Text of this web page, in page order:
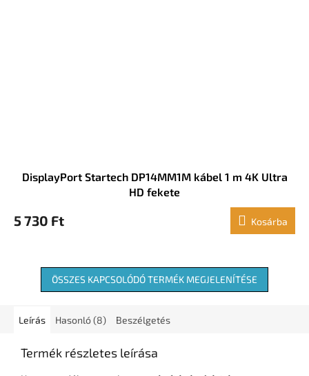
DisplayPort Startech DP14MM1M kábel 1 m 4K Ultra
HD fekete
5 730 Ft Kosárba
ÖSSZES KAPCSOLÓDÓ TERMÉK MEGJELENÍTÉSE
Leírás Hasonló (8) Beszélgetés
Termék részletes leírása